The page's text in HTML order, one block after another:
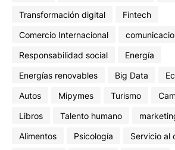
Transformación digital
Fintech
Comercio Internacional
Responsabilidad social
Energía
Energías renovables
Big Data
Autos
Mipymes Turismo
Libros
Talento humano
Alimentos
Psicología
Servicio al